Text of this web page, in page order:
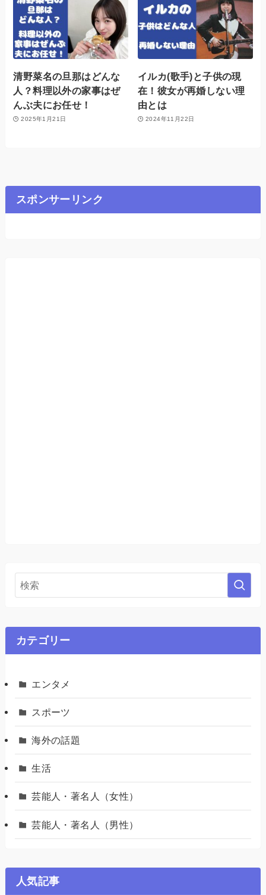
清野菜名の旦那はどんな
人？料理以外の家事はぜ
んぶ夫にお任せ！
2025年1月21日
イルカ(歌手)と子供の現
在！彼女が再婚しない理
由とは
2024年11月22日
スポンサーリンク
カテゴリー
エンタメ
スポーツ
海外の話題
生活
芸能人・著名人（女性）
芸能人・著名人（男性）
人気記事